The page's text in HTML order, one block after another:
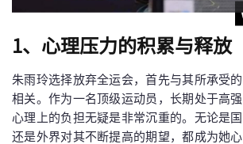
1、心理压力的积累与释放
朱雨玲选择放弃全运会，首先与其所承受
相关。作为一名顶级运动员，长期处于高强
心理上的负担无疑是非常沉重的。无论是国
还是外界对其不断提高的期望，都成为她